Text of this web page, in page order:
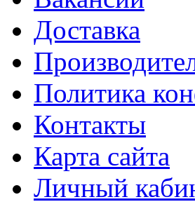
Доставка
Политика
Контакты
Карта сайта
Личный